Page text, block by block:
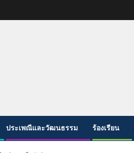
ประเพณีและวัฒนธรรม ร้องเรียน